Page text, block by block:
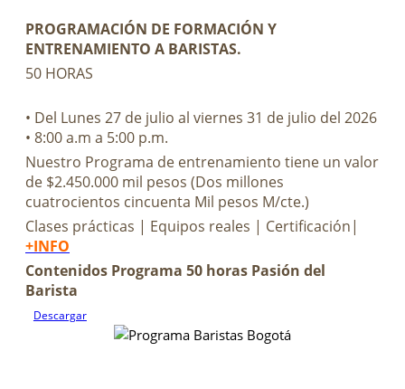
PROGRAMACIÓN DE FORMACIÓN Y
ENTRENAMIENTO A BARISTAS.
50 HORAS
• Del Lunes 27 de julio al viernes 31 de julio del 2026
• 8:00 a.m a 5:00 p.m.
Nuestro Programa de entrenamiento tiene un valor
de $2.450.000 mil pesos (Dos millones
cuatrocientos cincuenta Mil pesos M/cte.)
Clases prácticas | Equipos reales | Certificación|
+INFO
Contenidos Programa 50 horas Pasión del
Barista
Descargar